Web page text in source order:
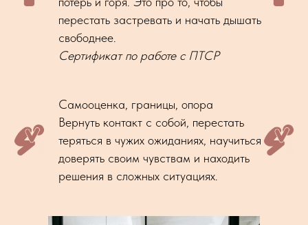
перестать застревать и начать дышать
свободнее.
Сертификат по работе с ПТСР
Самооценка, границы, опора
Вернуть контакт с собой, перестать
теряться в чужих ожиданиях, научиться
доверять своим чувствам и находить
решения в сложных ситуациях.